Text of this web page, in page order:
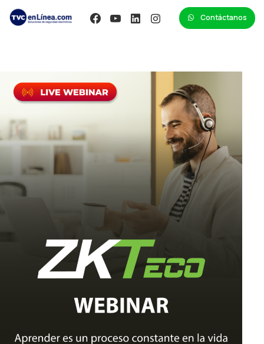
Contáctanos